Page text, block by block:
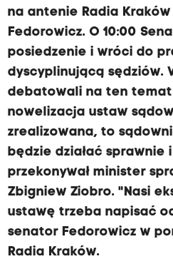
na antenie Radia Kraków
Fedorowicz. O 10:00
posiedzenie i wróci do
dyscyplinującą sędziów.
debatowali na ten temat
nowelizacja ustaw
zrealizowana, to
będzie działać sprawnie
przekonywał minister
Zbigniew Ziobro. "Nasi
ustawę trzeba napisać
senator Fedorowicz w
Radia Kraków.